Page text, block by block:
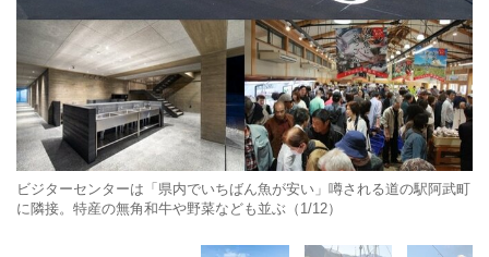
ビジターセンターは「県内でいちばん魚が安い」噂される道の駅阿武町
に隣接。特産の無角和牛や野菜なども並ぶ（1/12）